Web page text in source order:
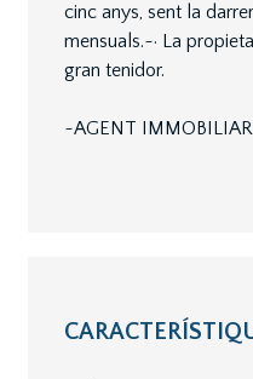
cinc anys, sent la
mensuals.~· La
gran tenidor.
~AGENT